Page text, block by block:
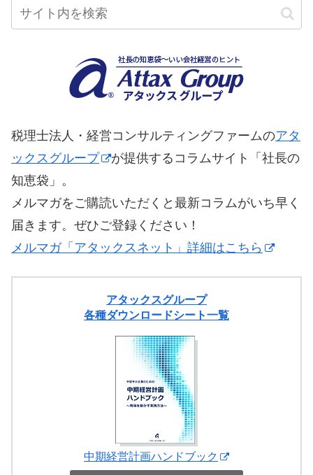
税理士法人・経営コンサルティングファームのアタ
ックスグループ
が提供するコラムサイト「社長の
知恵袋」。
メルマガをご購読いただくと最新コラムがいち早く
届きます。ぜひご登録ください！
メルマガ「アタックスネット」詳細はこちら
アタックスグループ
各種ダウンロードシート一覧
中期経営計画ハンドブック